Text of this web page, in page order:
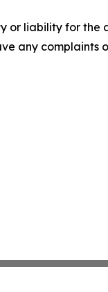
or liability for the
any complaints